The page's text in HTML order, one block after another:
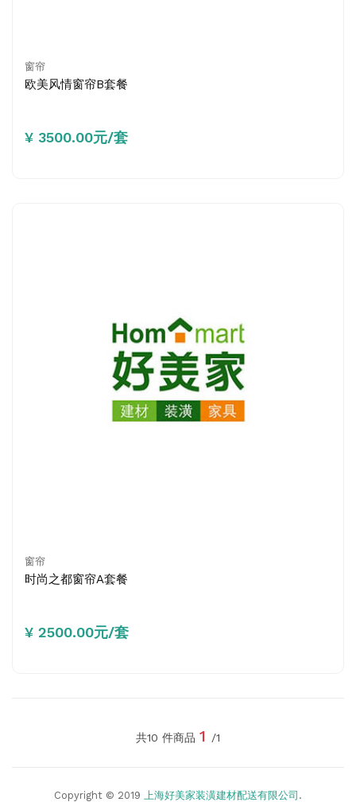
窗帘
欧美风情窗帘B套餐
¥ 3500.00元/套
窗帘
时尚之都窗帘A套餐
¥ 2500.00元/套
共10 件商品 1 /1
Copyright © 2019 上海好美家装潢建材配送有限公司 .